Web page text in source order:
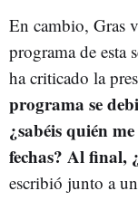
En cambio, Gras
programa de esta
ha criticado la
programa se
¿sabéis quién
fechas? Al final,
escribió junto a